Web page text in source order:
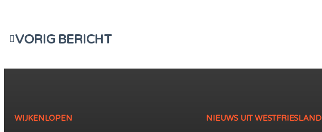
VORIG BERICHT
WIJKENLOPEN NIEUWS UIT WESTFRIESLAND